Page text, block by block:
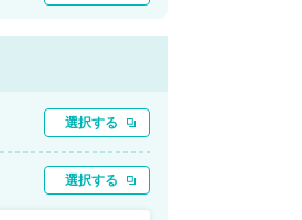
選択する
選択する